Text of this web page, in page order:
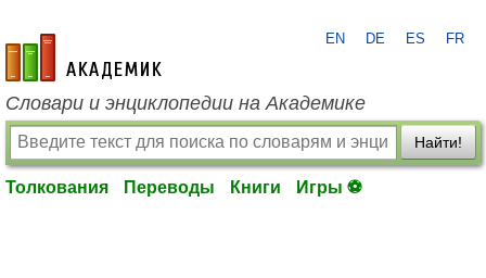
academic.ru
EN DE ES FR
Словари и энциклопедии на Академике
Найти!
Толкования Переводы Книги Игры ⚽